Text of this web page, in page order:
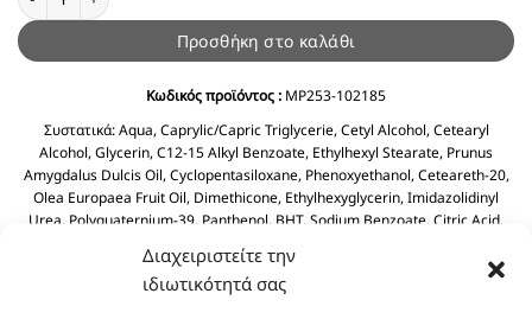
Διαχειριστείτε την
ιδιωτικότητά σας
Προσθήκη στο καλάθι
Κωδικός προϊόντος : MP253-102185
Συστατικά:Aqua, Caprylic/Capric Triglycerie, Cetyl Alcohol, Cetearyl
Alcohol, Glycerin, C12-15 Alkyl Benzoate, Ethylhexyl Stearate, Prunus
Amygdalus Dulcis Oil, Cyclopentasiloxane, Phenoxyethanol, Ceteareth-20,
Olea Europaea Fruit Oil, Dimethicone, Ethylhexyglycerin, Imidazolidinyl
Urea, Polyquaternium-39, Panthenol, BHT, Sodium Benzoate, Citric Acid.